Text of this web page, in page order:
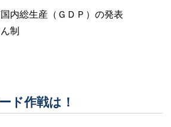
内総生産（ＧＤＰ）の発表
制
ド作戦は！